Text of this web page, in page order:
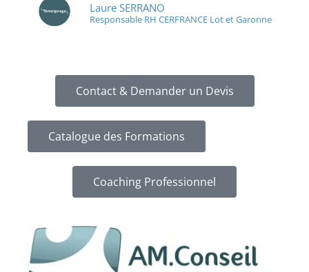
Laure SERRANO
Responsable RH CERFRANCE Lot et Garonne
Contact & Demander un Devis
Catalogue des Formations
Coaching Professionnel